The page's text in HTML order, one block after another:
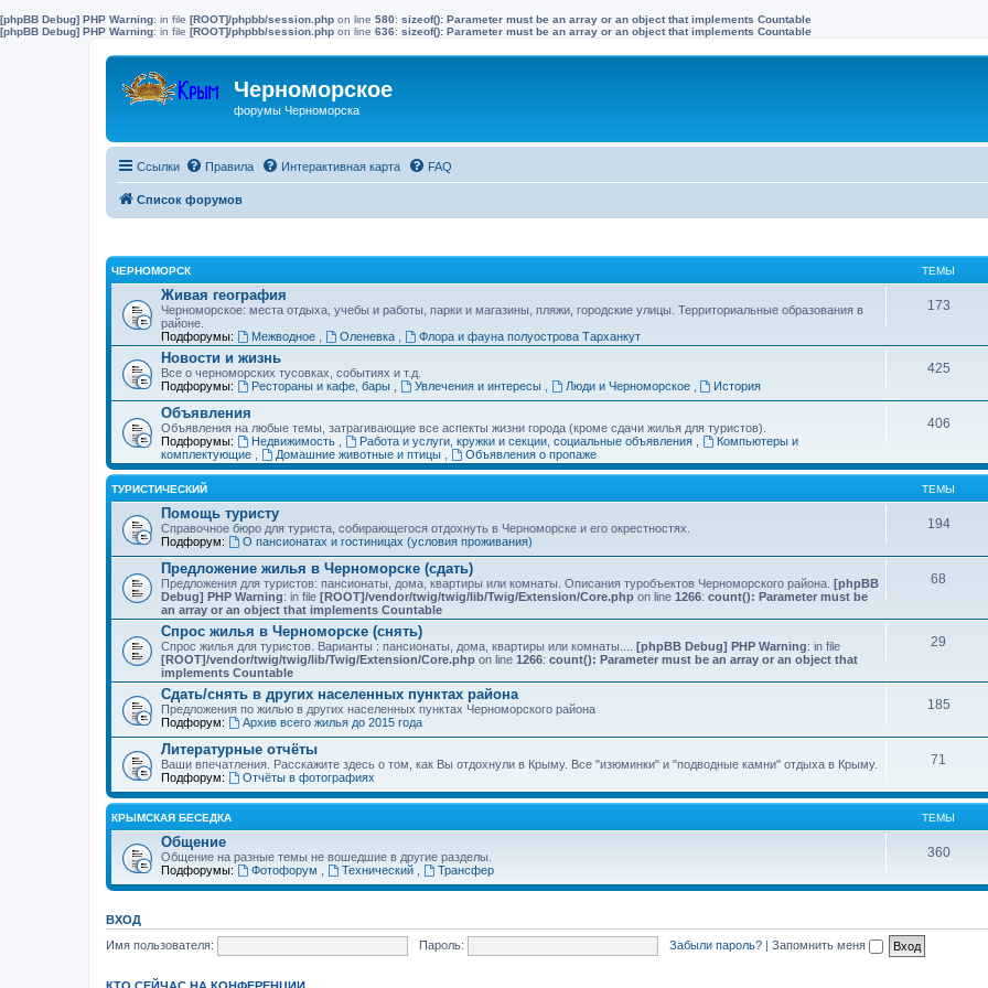
[phpBB Debug] PHP Warning: in file [ROOT]/phpbb/session.php on line 580: sizeof(): Parameter must be an array or an object that implements Countable
[phpBB Debug] PHP Warning: in file [ROOT]/phpbb/session.php on line 636: sizeof(): Parameter must be an array or an object that implements Countable
Черноморское
форумы Черноморска
Ссылки Правила Интерактивная карта FAQ
Список форумов
ЧЕРНОМОРСК ТЕМЫ
Живая география
Черноморское: места отдыха, учебы и работы, парки и магазины, пляжи, городские улицы. Территориальные образования в
районе.
Подфорумы:
Межводное Оленевка Флора и фауна полуострова Тарханкут
173
Новости и жизнь
Все о черноморских тусовках, событиях и т.д.
Подфорумы:
Рестораны и кафе, бары Увлечения и интересы Люди и Черноморское История
425
Объявления
Объявления на любые темы, затрагивающие все аспекты жизни города (кроме сдачи жилья для туристов).
Подфорумы:
Недвижимость Работа и услуги, кружки и секции, социальные объявления
Компьютеры и
комплектующие
Домашние животные и птицы Объявления о пропаже
406
ТУРИСТИЧЕСКИЙ ТЕМЫ
Помощь туристу
Справочное бюро для туриста, собирающегося отдохнуть в Черноморске и его окрестностях.
Подфорум:
О пансионатах и гостиницах (условия проживания)
194
Предложение жилья в Черноморске (сдать)
Предложения для туристов: пансионаты, дома, квартиры или комнаты. Описания туробъектов Черноморского района. [phpBB
Debug] PHP Warning: in file [ROOT]/vendor/twig/twig/lib/Twig/Extension/Core.php on line 1266: count(): Parameter must be
an array or an object that implements Countable
68
Спрос жилья в Черноморске (снять)
Спрос жилья для туристов. Варианты : пансионаты, дома, квартиры или комнаты.... [phpBB Debug] PHP Warning: in file
[ROOT]/vendor/twig/twig/lib/Twig/Extension/Core.php on line 1266: count(): Parameter must be an array or an object that
implements Countable
29
Сдать/снять в других населенных пунктах района
Предложения по жилью в других населенных пунктах Черноморского района
Подфорум:
Архив всего жилья до 2015 года
185
Литературные отчёты
Ваши впечатления. Расскажите здесь о том, как Вы отдохнули в Крыму. Все "изюминки" и "подводные камни" отдыха в Крыму.
Подфорум:
Отчёты в фотографиях
71
КРЫМСКАЯ БЕСЕДКА ТЕМЫ
Общение
Общение на разные темы не вошедшие в другие разделы.
Подфорумы:
Фотофорум Технический Трансфер
360
ВХОД
Имя пользователя:
Пароль: Забыли пароль? | Запомнить меня